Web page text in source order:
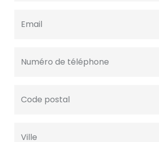
Email
Numéro de téléphone
Code postal
Ville